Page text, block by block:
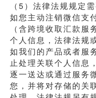
（5）法律法规规定
如您主动注销微信支
（含跨境收取汇款
个人信息，法律法规
如我们的产品或者服
止处理关联个人信息
逐一送达或通过服务
您，并将对存储的关